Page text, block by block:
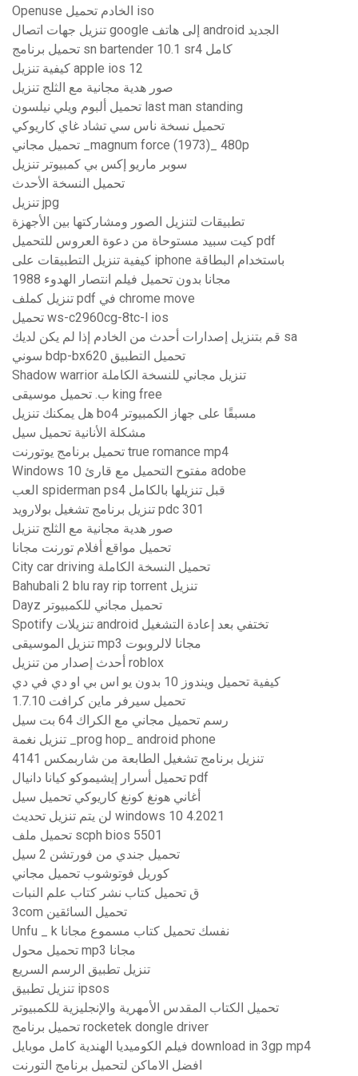
Openuse الخادم تحميل iso
تنزيل جهات اتصال google إلى هاتف android الجديد
تحميل برنامج sn bartender 10.1 sr4 كامل
كيفية تنزيل apple ios 12
صور هدية مجانية مع الثلج تنزيل
تحميل ألبوم ويلي نيلسون last man standing
تحميل نسخة ناس سي تشاد غاي كاريوكي
تحميل مجاني _magnum force (1973)_ 480p
سوبر ماريو إكس بي كمبيوتر تنزيل
تحميل النسخة الأحدث
تنزيل jpg
تطبيقات لتنزيل الصور ومشاركتها بين الأجهزة
كيت سبيد مستوحاة من دعوة العروس للتحميل pdf
كيفية تنزيل التطبيقات على iphone باستخدام البطاقة
مجانا بدون تحميل فيلم انتصار الهدوء 1988
تنزيل كملف pdf في chrome move
تحميل ws-c2960cg-8tc-l ios
قم بتنزيل إصدارات أحدث من الخادم إذا لم يكن لديك sa
سوني bdp-bx620 تحميل التطبيق
Shadow warrior تنزيل مجاني للنسخة الكاملة
ب. تحميل موسيقى king free
هل يمكنك تنزيل bo4 مسبقًا على جهاز الكمبيوتر
مشكلة الأنانية تحميل سيل
تحميل برنامج يوتورنت true romance mp4
Windows 10 مفتوح التحميل مع قارئ adobe
العب spiderman ps4 قبل تنزيلها بالكامل
تنزيل برنامج تشغيل بولارويد pdc 301
صور هدية مجانية مع الثلج تنزيل
تحميل مواقع أفلام تورنت مجانا
City ​​car driving تحميل النسخة الكاملة
Bahubali 2 blu ray rip torrent تنزيل
Dayz تحميل مجاني للكمبيوتر
Spotify تنزيلات android تختفي بعد إعادة التشغيل
تنزيل الموسيقى mp3 مجانا لالروبوت
أحدث إصدار من تنزيل roblox
كيفية تحميل ويندوز 10 بدون يو اس بي او دي في دي
تحميل سيرفر ماين كرافت 1.7.10
رسم تحميل مجاني مع الكراك 64 بت سيل
تنزيل نغمة _prog hop_ android phone
تنزيل برنامج تشغيل الطابعة من شاربمكس 4141
تحميل أسرار إيشيموكو كيانا دانيال pdf
أغاني هونغ كونغ كاريوكي تحميل سيل
لن يتم تنزيل تحديث windows 10 4.2021
تحميل ملف scph bios 5501
تحميل جندي من فورتشن 2 سيل
كوريل فوتوشوب تحميل مجاني
ق تحميل كتاب نشر كتاب علم النبات
3com تحميل السائقين
Unfu _ k نفسك تحميل كتاب مسموع مجانا
تحميل محول mp3 مجانا
تنزيل تطبيق الرسم السريع
تنزيل تطبيق ipsos
تحميل الكتاب المقدس الأمهرية والإنجليزية للكمبيوتر
تحميل برنامج rocketek dongle driver
فيلم الكوميديا ​​الهندية كامل موبايل download in 3gp mp4
افضل الاماكن لتحميل برنامج التورنت